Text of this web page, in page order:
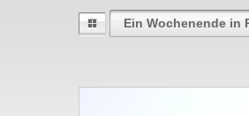
Ein Wochenende in